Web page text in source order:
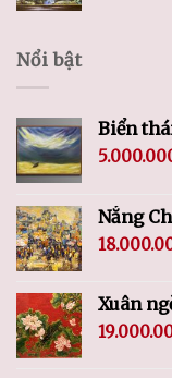
Nổi bật
Biển
Nắng
Xuân